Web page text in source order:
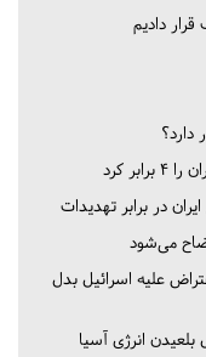
دادیم
دارد؟
در برابر تهدیدات
می‌شود
علیه اسرائیل بدل
انرژی آسیا